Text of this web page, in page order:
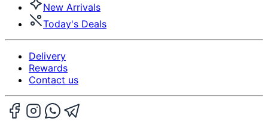
New Arrivals
Today's Deals
Delivery
Rewards
Contact us